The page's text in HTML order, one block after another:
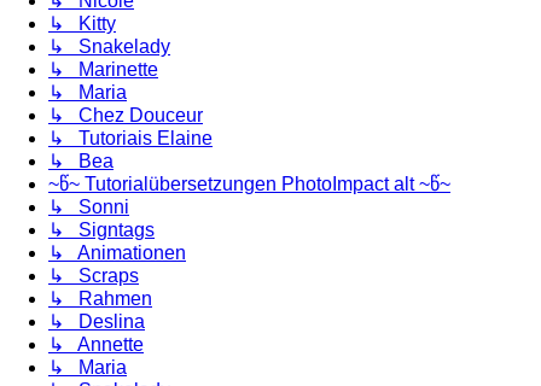
↳ Kitty
↳ Snakelady
↳ Marinette
↳ Maria
↳ Chez Douceur
↳ Tutoriais Elaine
↳ Bea
~წ~ Tutorialübersetzungen PhotoImpact alt ~წ~
↳ Sonni
↳ Signtags
↳ Animationen
↳ Scraps
↳ Rahmen
↳ Deslina
↳ Annette
↳ Maria